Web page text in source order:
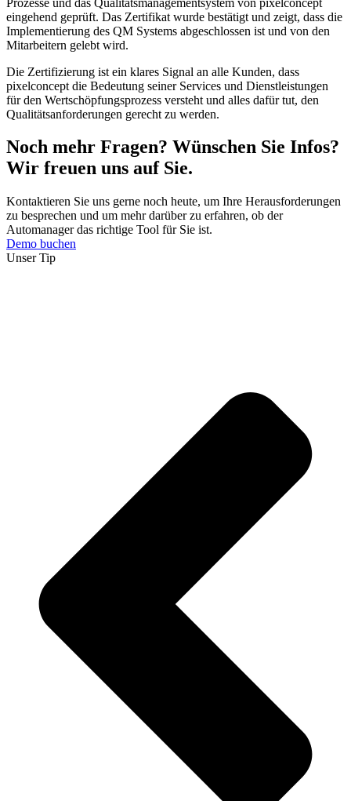
eingehend geprüft. Das Zertifikat wurde bestätigt und zeigt, dass die
Implementierung des QM Systems abgeschlossen ist und von den
Mitarbeitern gelebt wird.
Die Zertifizierung ist ein klares Signal an alle Kunden, dass
pixelconcept die Bedeutung seiner Services und Dienstleistungen
für den Wertschöpfungsprozess versteht und alles dafür tut, den
Qualitätsanforderungen gerecht zu werden.
Noch mehr Fragen? Wünschen Sie Infos?
Wir freuen uns auf Sie.
Kontaktieren Sie uns gerne noch heute, um Ihre Herausforderungen
zu besprechen und um mehr darüber zu erfahren, ob der
Automanager das richtige Tool für Sie ist.
Demo buchen
Unser Tip